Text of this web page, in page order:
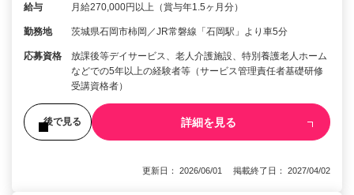
給与 月給270,000円以上（賞与年1.5ヶ月分）
勤務地 茨城県石岡市柿岡／JR常磐線「石岡駅」より車5分
応募資格
放課後等デイサービス、老人介護施設、特別養護老人ホーム
などでの5年以上の経験者等（サービス管理責任者基礎研修
受講資格者）
後で見る 詳細を見る
更新日： 2026/06/01 掲載終了日： 2027/04/02